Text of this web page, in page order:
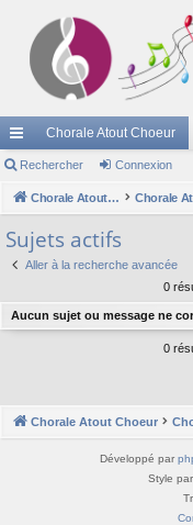
cc
ès
ra
pi
Chorale Atout Choeur
Rechercher Connexion
Chorale Atout Choeur
Sujets actifs
Aller à la recherche avancée
0
Aucun sujet ou message ne
0
Chorale Atout Choeur
Développé par
Style par